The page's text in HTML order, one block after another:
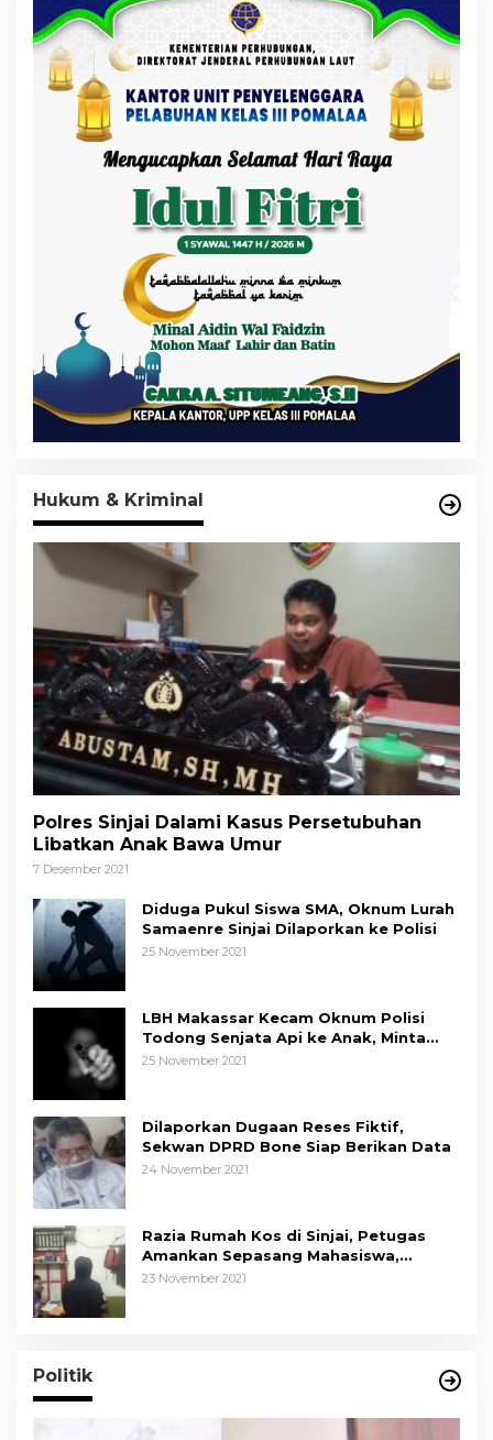
Hukum & Kriminal
Polres Sinjai Dalami Kasus Persetubuhan
Libatkan Anak Bawa Umur
7 Desember 2021
Diduga Pukul Siswa SMA, Oknum Lurah
Samaenre Sinjai Dilaporkan ke Polisi
25 November 2021
LBH Makassar Kecam Oknum Polisi
Todong Senjata Api ke Anak, Minta
Kapolda Sulsel Tindak Tegas
25 November 2021
Dilaporkan Dugaan Reses Fiktif,
Sekwan DPRD Bone Siap Berikan Data
24 November 2021
Razia Rumah Kos di Sinjai, Petugas
Amankan Sepasang Mahasiswa,
Mengaku Berpacaran
23 November 2021
Politik